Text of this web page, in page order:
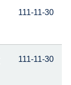
111-11-30
111-11-30